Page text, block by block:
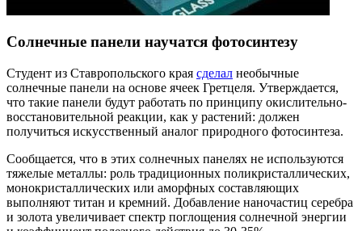
Солнечные панели научатся фотосинтезу
Студент из Ставропольского края сделал необычные
солнечные панели на основе ячеек Гретцеля. Утверждается,
что такие панели будут работать по принципу окислительно-
восстановительной реакции, как у растений: должен
получиться искусственный аналог природного фотосинтеза.
Сообщается, что в этих солнечных панелях не используются
тяжелые металлы: роль традиционных поликристаллических,
монокристаллических или аморфных составляющих
выполняют титан и кремний. Добавление наночастиц серебра
и золота увеличивает спектр поглощения солнечной энергии